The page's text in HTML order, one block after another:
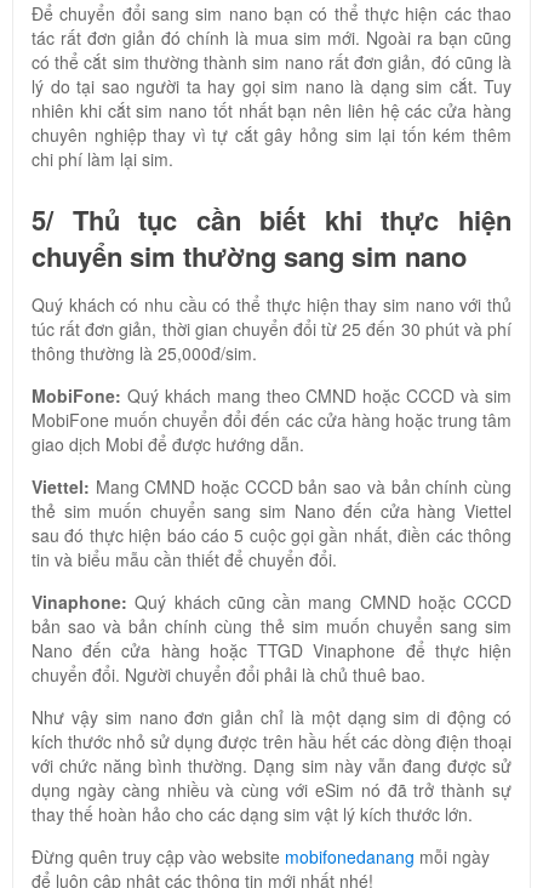
Để chuyển đổi sang sim nano bạn có thể thực hiện các thao
tác rất đơn giản đó chính là mua sim mới. Ngoài ra bạn cũng
có thể cắt sim thường thành sim nano rất đơn giản, đó cũng là
lý do tại sao người ta hay gọi sim nano là dạng sim cắt. Tuy
nhiên khi cắt sim nano tốt nhất bạn nên liên hệ các cửa hàng
chuyên nghiệp thay vì tự cắt gây hỏng sim lại tốn kém thêm
chi phí làm lại sim.
5/ Thủ tục cần biết khi thực hiện
chuyển sim thường sang sim nano
Quý khách có nhu cầu có thể thực hiện thay sim nano với thủ
túc rất đơn giản, thời gian chuyển đổi từ 25 đến 30 phút và phí
thông thường là 25,000đ/sim.
MobiFone: Quý khách mang theo CMND hoặc CCCD và sim
MobiFone muốn chuyển đổi đến các cửa hàng hoặc trung tâm
giao dịch Mobi để được hướng dẫn.
Viettel: Mang CMND hoặc CCCD bản sao và bản chính cùng
thẻ sim muốn chuyển sang sim Nano đến cửa hàng Viettel
sau đó thực hiện báo cáo 5 cuộc gọi gần nhất, điền các thông
tin và biểu mẫu cần thiết để chuyển đổi.
Vinaphone: Quý khách cũng cần mang CMND hoặc CCCD
bản sao và bản chính cùng thẻ sim muốn chuyển sang sim
Nano đến cửa hàng hoặc TTGD Vinaphone để thực hiện
chuyển đổi. Người chuyển đổi phải là chủ thuê bao.
Như vậy sim nano đơn giản chỉ là một dạng sim di động có
kích thước nhỏ sử dụng được trên hầu hết các dòng điện thoại
với chức năng bình thường. Dạng sim này vẫn đang được sử
dụng ngày càng nhiều và cùng với eSim nó đã trở thành sự
thay thế hoàn hảo cho các dạng sim vật lý kích thước lớn.
Đừng quên truy cập vào website mobifonedanang mỗi ngày
để luôn cập nhật các thông tin mới nhất nhé!